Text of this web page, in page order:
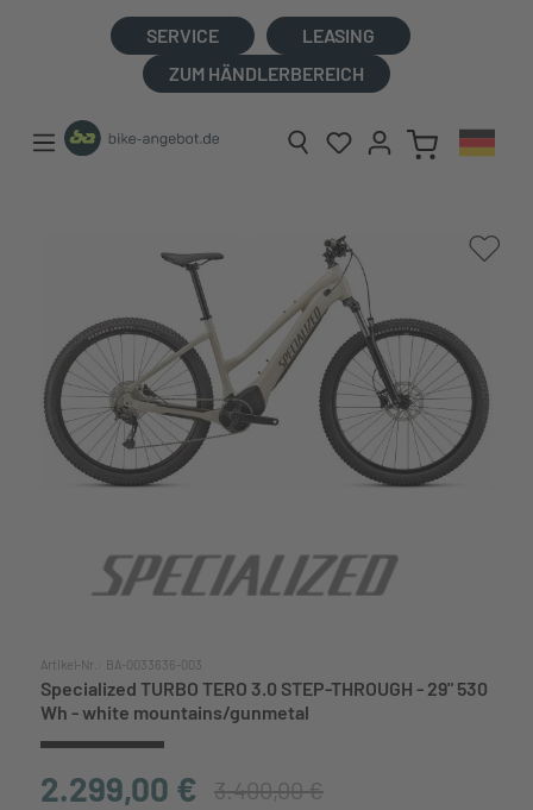
SERVICE
LEASING
ZUM HÄNDLERBEREICH
Artikel-Nr.: BA-0033636-003
Specialized TURBO TERO 3.0 STEP-THROUGH - 29" 530
Wh - white mountains/gunmetal
2.299,00 € 3.400,00 €